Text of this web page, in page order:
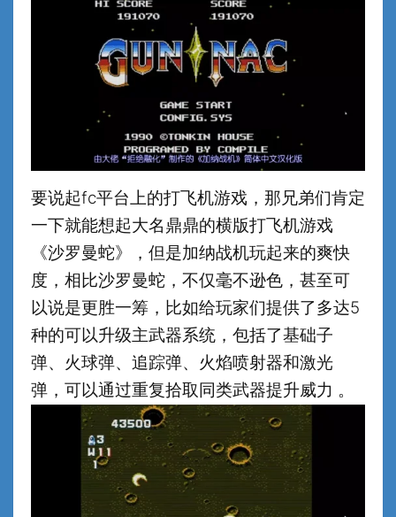
要说起fc平台上的打飞机游戏，那兄弟们肯定
一下就能想起大名鼎鼎的横版打飞机游戏
《沙罗曼蛇》，但是加纳战机玩起来的爽快
度，相比沙罗曼蛇，不仅毫不逊色，甚至可
以说是更胜一筹，比如给玩家们提供了多达5
种的可以升级主武器系统，包括了基础子
弹、火球弹、追踪弹、火焰喷射器和激光
弹，可以通过重复拾取同类武器提升威力 。